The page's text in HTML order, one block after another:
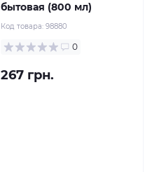
бытовая (800 мл)
Код товара: 98880
0
267 грн.